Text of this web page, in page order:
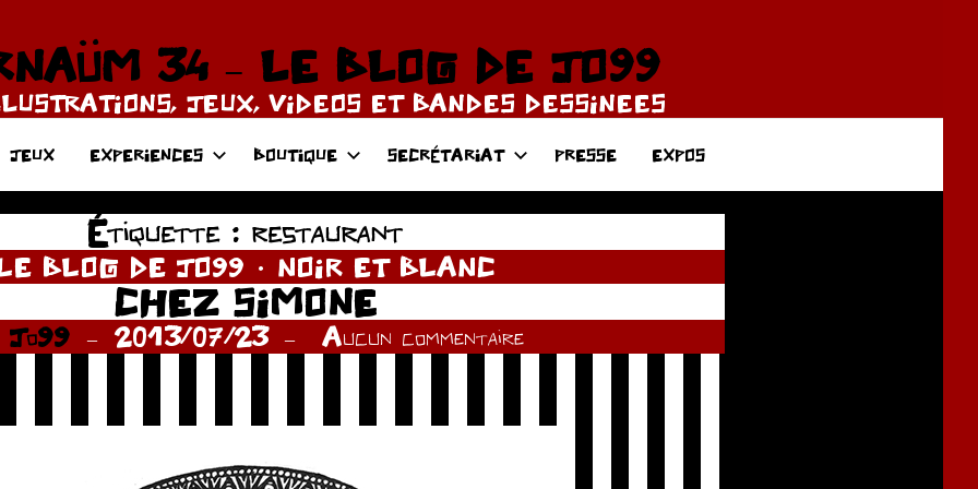
34 – LE BLOG DE JO99
JEUX, VIDEOS ET BANDES DESSINEES
JEUX EXPERIENCES BOUTIQUE SECRÉTARIAT PRESSE EXPOS
Étiquette : restaurant
BLOG DE JO99 NOIR ET BLANC
CHEZ SIMONE
Jo99 2013/07/23 Aucun commentaire